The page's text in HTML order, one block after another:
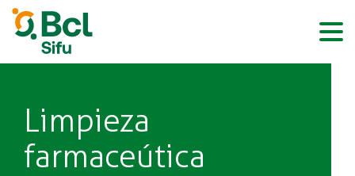
Pasar
contenido
principal
BCL
Limpieza
farmaceútica